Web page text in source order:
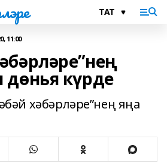
11:00
дөнья күрде
хәбәрләре”нең яңа